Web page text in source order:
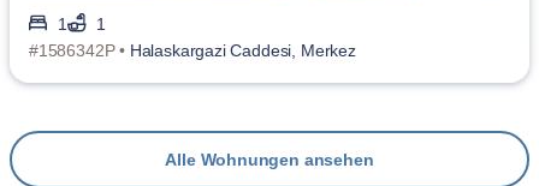
1
1
#1586342P • Halaskargazi Caddesi, Merkez
Alle Wohnungen ansehen